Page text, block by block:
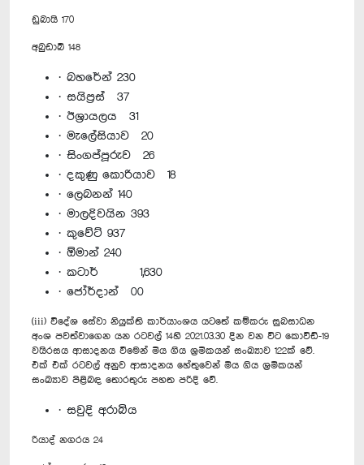
ඩුබායි 170
අබුඩාබි 148
· බහරේන් 230
· සයිප්‍රස් 37
· ඊශ්‍රායලය 31
· මැලේසියාව 20
· සිංගප්පූරුව 26
· දකුණු කොරියාව 18
· ලෙබනන් 140
· මාලදිවයින 393
· කුවේට් 937
· ඕමාන් 240
· කටාර් 1,630
· ජෝර්දාන් 00
(iii) විදේශ සේවා නියුක්ති කාර්යාංශය යටතේ කම්කරු සුබසාධන
අංශ පවත්වාගෙන යන රටවල් 14හි 2021.03.30 දින වන විට කොවිඩ්-19
වයිරසය ආසාදනය වීමෙන් මිය ගිය ශ්‍රමිකයන් සංඛ්‍යාව 122ක් වේ.
එක් එක් රටවල් අනුව ආසාදනය හේතුවෙන් මිය ගිය ශ්‍රමිකයන්
සංඛ්‍යාව පිළිබඳ තොරතුරු පහත පරිදි වේ.
· සවුදි අරාබිය
රියාද් නගරය 24